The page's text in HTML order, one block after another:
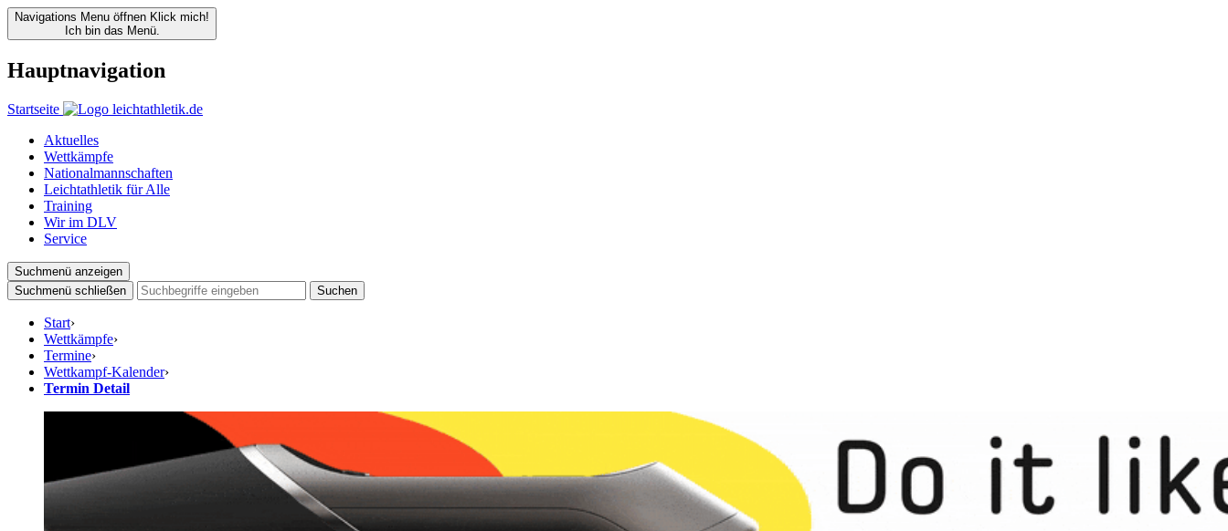
Navigations Menu öffnen Klick mich!
Ich bin das Menü.
Hauptnavigation
Startseite
Aktuelles
Wettkämpfe
Nationalmannschaften
Leichtathletik für Alle
Training
Wir im DLV
Service
Suchmenü anzeigen
Suchmenü schließen
Suchen
Start›
Wettkämpfe›
Termine›
Wettkampf-Kalender›
Termin Detail